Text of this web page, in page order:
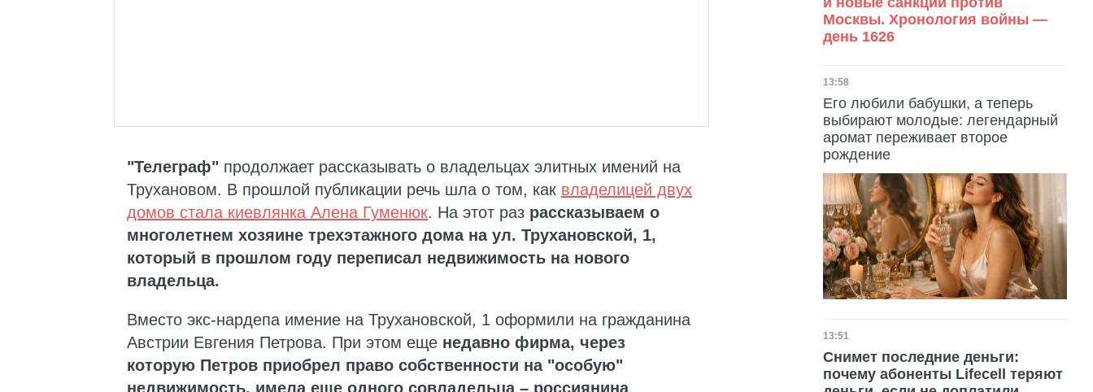
"Телеграф" продолжает рассказывать о владельцах элитных имений на
Трухановом. В прошлой публикации речь шла о том, как владелицей двух
домов стала киевлянка Алена Гуменюк. На этот раз рассказываем о
многолетнем хозяине трехэтажного дома на ул. Трухановской, 1,
который в прошлом году переписал недвижимость на нового
владельца.
Вместо экс-нардепа имение на Трухановской, 1 оформили на гражданина
Австрии Евгения Петрова. При этом еще недавно фирма, через
которую Петров приобрел право собственности на "особую"
недвижимость, имела еще одного совладельца – россиянина
Москвы. Хронология войны —
день 1626
Дата публикации
13:58
Его любили бабушки, а теперь
выбирают молодые: легендарный
аромат переживает второе
рождение
Дата публикации
13:51
Снимет последние деньги:
почему абоненты Lifecell теряют